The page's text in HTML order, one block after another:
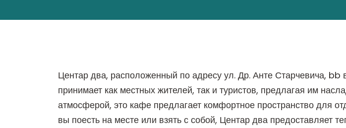
Центар два, расположенный по адресу ул. Др. Анте Старчевича,
принимает как местных жителей, так и туристов, предлагая им
атмосферой, это кафе предлагает комфортное пространство для
вы поесть на месте или взять с собой, Центар два